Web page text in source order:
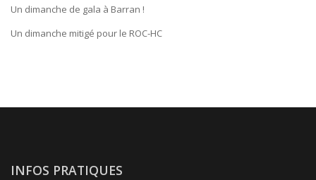
Un dimanche de gala à Barran !
Un dimanche mitigé pour le ROC-HC
INFOS PRATIQUES